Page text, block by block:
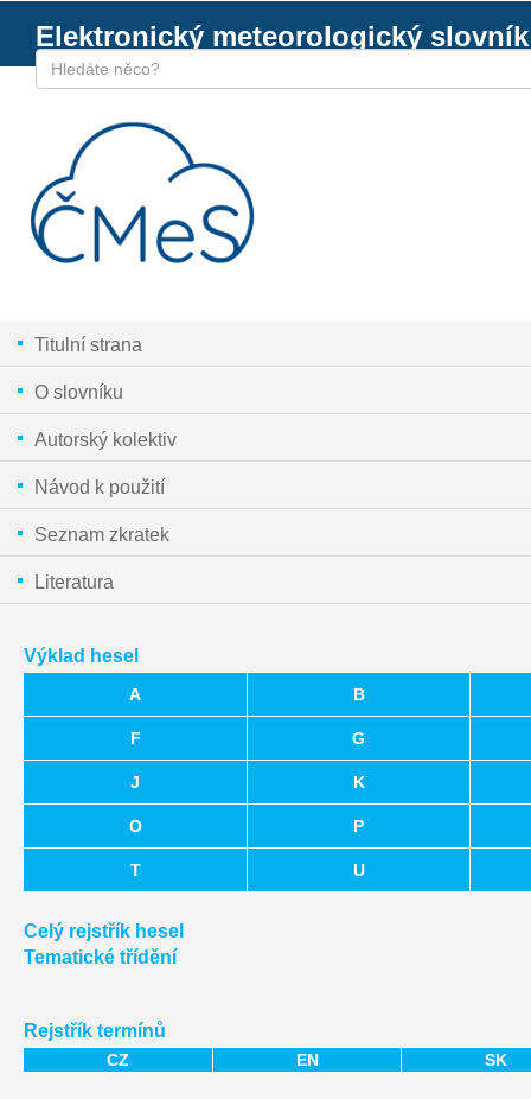
Elektronický meteorologický slovník
Titulní strana
O slovníku
Autorský kolektiv
Návod k použití
Seznam zkratek
Literatura
Výklad hesel
A B
F G
J K
O P
T U
Celý rejstřík hesel
Tematické třídění
Rejstřík termínů
CZ EN SK